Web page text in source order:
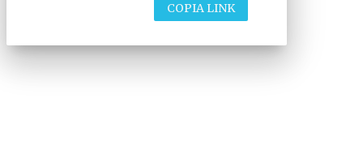
COPIA LINK